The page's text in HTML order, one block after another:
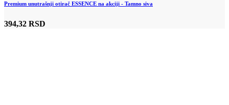
Premium unutrašnji otirač ESSENCE na akciji - Tamno siva
394,32 RSD